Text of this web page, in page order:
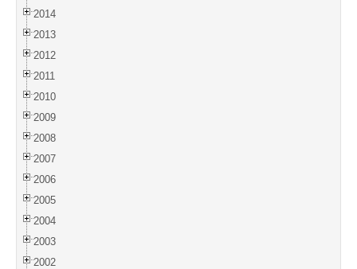
2014
2013
2012
2011
2010
2009
2008
2007
2006
2005
2004
2003
2002